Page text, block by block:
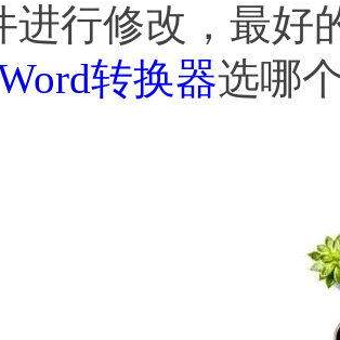
进行修改，最好
转换器选哪